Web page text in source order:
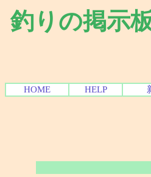
釣りの掲示
HOME HELP